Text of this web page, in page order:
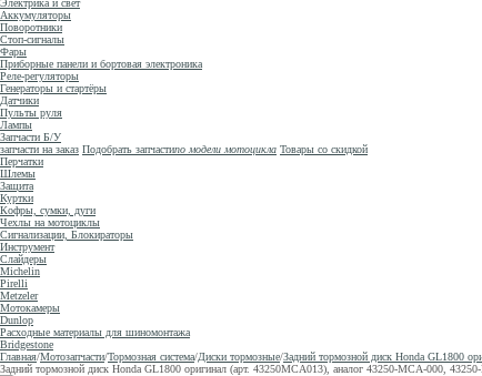
Электрика и свет
Аккумуляторы
Поворотники
Стоп-сигналы
Фары
Приборные панели и бортовая электроника
Реле-регуляторы
Генераторы и стартёры
Датчики
Пульты руля
Лампы
Запчасти Б/У
запчасти на заказ Подобрать запчастипо модели мотоцикла Товары со скидкой
Перчатки
Шлемы
Защита
Куртки
Кофры, сумки, дуги
Чехлы на мотоциклы
Сигнализации, Блокираторы
Инструмент
Слайдеры
Michelin
Pirelli
Metzeler
Мотокамеры
Dunlop
Расходные материалы для шиномонтажа
Bridgestone
Главная/Мотозапчасти/Тормозная система/Диски тормозные/Задний тормозной диск Honda GL1800
Задний тормозной диск Honda GL1800 оригинал (арт. 43250MCA013), аналог 43250-MCA-000,